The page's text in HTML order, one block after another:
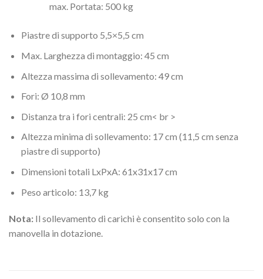
max. Portata: 500 kg
Piastre di supporto 5,5×5,5 cm
Max. Larghezza di montaggio: 45 cm
Altezza massima di sollevamento: 49 cm
Fori: Ø 10,8 mm
Distanza tra i fori centrali: 25 cm< br >
Altezza minima di sollevamento: 17 cm (11,5 cm senza
piastre di supporto)
Dimensioni totali LxPxA: 61x31x17 cm
Peso articolo: 13,7 kg
Nota: Il sollevamento di carichi è consentito solo con la
manovella in dotazione.